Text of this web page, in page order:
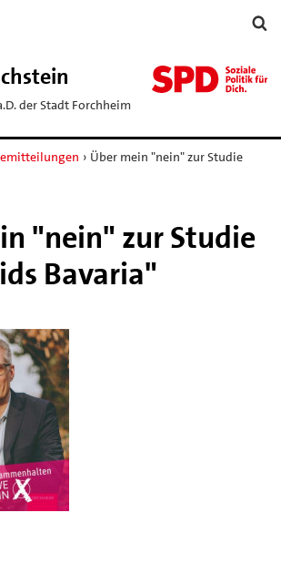
der Stadt Forchheim
› Über mein "nein" zur Studie
"nein" zur Studie
Bavaria"